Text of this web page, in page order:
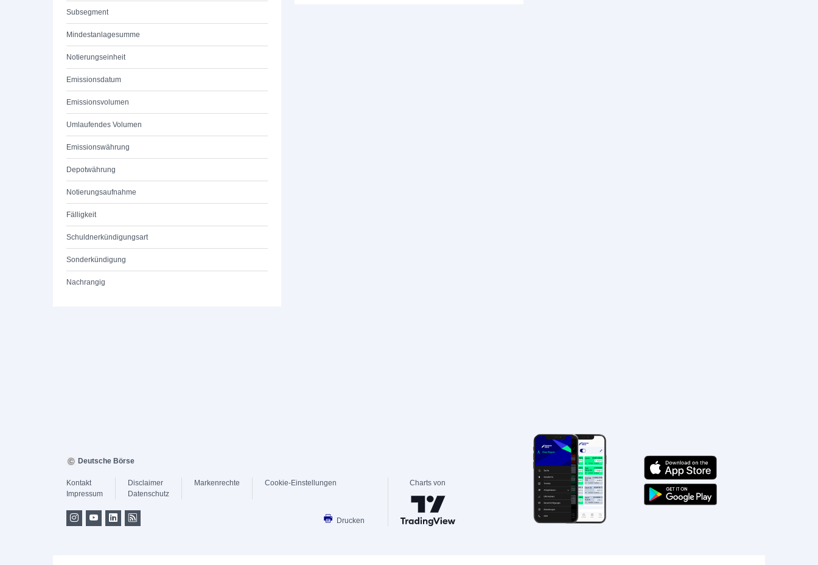
Subsegment
Mindestanlagesumme
Notierungseinheit
Emissionsdatum
Emissionsvolumen
Umlaufendes Volumen
Emissionswährung
Depotwährung
Notierungsaufnahme
Fälligkeit
Schuldnerkündigungsart
Sonderkündigung
Nachrangig
Deutsche Börse
Kontakt
Impressum
Disclaimer
Datenschutz
Markenrechte Cookie-Einstellungen
Drucken
Charts von